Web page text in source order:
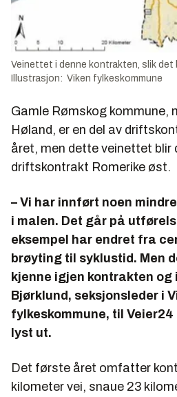
Veinettet i denne kontrakten, slik det
Illustrasjon: Viken fylkeskommune
Gamle Rømskog kommune,
Høland, er en del av
året, men dette veinettet
driftskontrakt Romerike øst.
– Vi har innført noen
i malen. Det går på
eksempel har endret fra
brøyting til syklustid. Men
kjenne igjen kontrakten og
Bjørklund, seksjonsleder i
fylkeskommune, til
lyst ut.
Det første året omfatter
kilometer vei, snaue 23